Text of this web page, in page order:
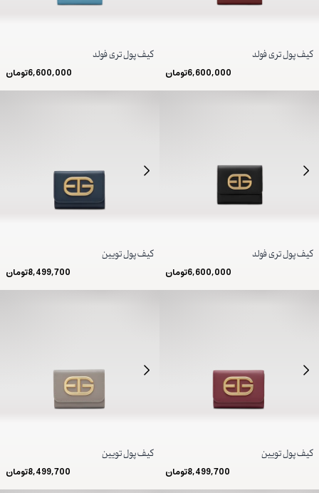
کیف پول تری فولد
6,600,000تومان
کیف پول تری فولد
6,600,000تومان
کیف پول تری فولد
6,600,000تومان
کیف پول تویین
8,499,700تومان
کیف پول تویین
8,499,700تومان
کیف پول تویین
8,499,700تومان